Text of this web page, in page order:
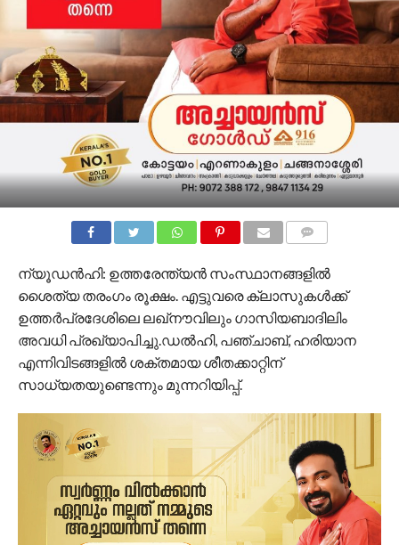
ന്യൂഡൻഹി: ഉത്തരേന്ത്യൻ സംസ്ഥാനങ്ങളിൽ
ശൈത്യ തരംഗം രൂക്ഷം. എട്ടുവരെ ക്ലാസുകൾക്ക്
ഉത്തർപ്രദേശിലെ ലഖ്‌നൗവിലും ഗാസിയബാദിലിം
അവധി പ്രഖ്യാപിച്ചു.ഡൽഹി, പഞ്ചാബ്, ഹരിയാന
എന്നിവിടങ്ങളിൽ ശക്തമായ ശീതക്കാറ്റിന്
സാധ്യതയുണ്ടെന്നും മുന്നറിയിപ്പ്.